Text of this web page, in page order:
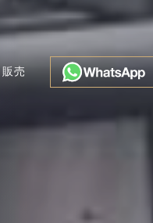
販売